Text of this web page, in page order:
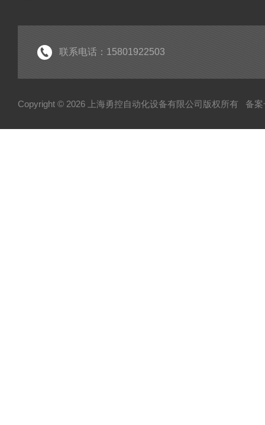
联系电话：15801922503
Copyright © 2026 上海勇控自动化设备有限公司版权所有 备案